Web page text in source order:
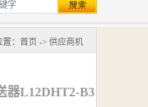
： 首页 -> 供应商机
器L12DHT2-B3